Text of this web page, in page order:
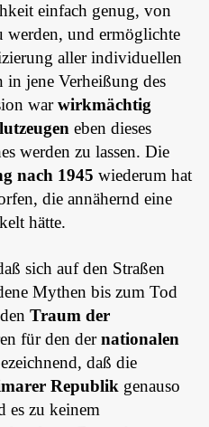
einfach genug, von
werden, und ermöglichte
aller individuellen
jene Verheißung des
warwirkmächtig
eben dieses
werden zu lassen. Die
nach 1945 wiederum hat
die annähernd eine
hätte.
sich auf den Straßen
Mythen bis zum Tod
Traum der
für den dernationalen
daß die
Republik genauso
es zu keinem